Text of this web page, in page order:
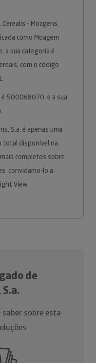
- Moagens,
como Moagem
a sua categoria é
com o código
é 500068070, e a sua
S.a. é apenas uma
total disponível na
completos sobre
convidamo-lo a
View.
de
sobre esta